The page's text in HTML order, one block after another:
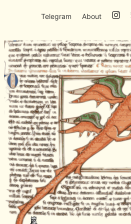
Telegram About